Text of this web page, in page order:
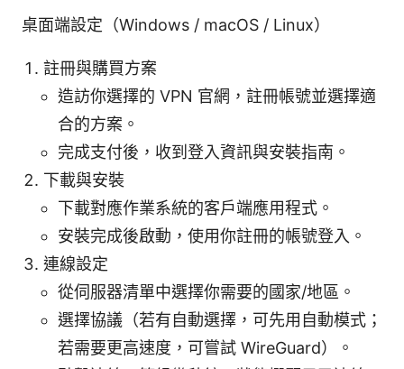
桌面端設定（Windows / macOS / Linux）
註冊與購買方案
造訪你選擇的 VPN 官網，註冊帳號並選擇適
合的方案。
完成支付後，收到登入資訊與安裝指南。
下載與安裝
下載對應作業系統的客戶端應用程式。
安裝完成後啟動，使用你註冊的帳號登入。
連線設定
從伺服器清單中選擇你需要的國家/地區。
選擇協議（若有自動選擇，可先用自動模式；
若需要更高速度，可嘗試 WireGuard）。